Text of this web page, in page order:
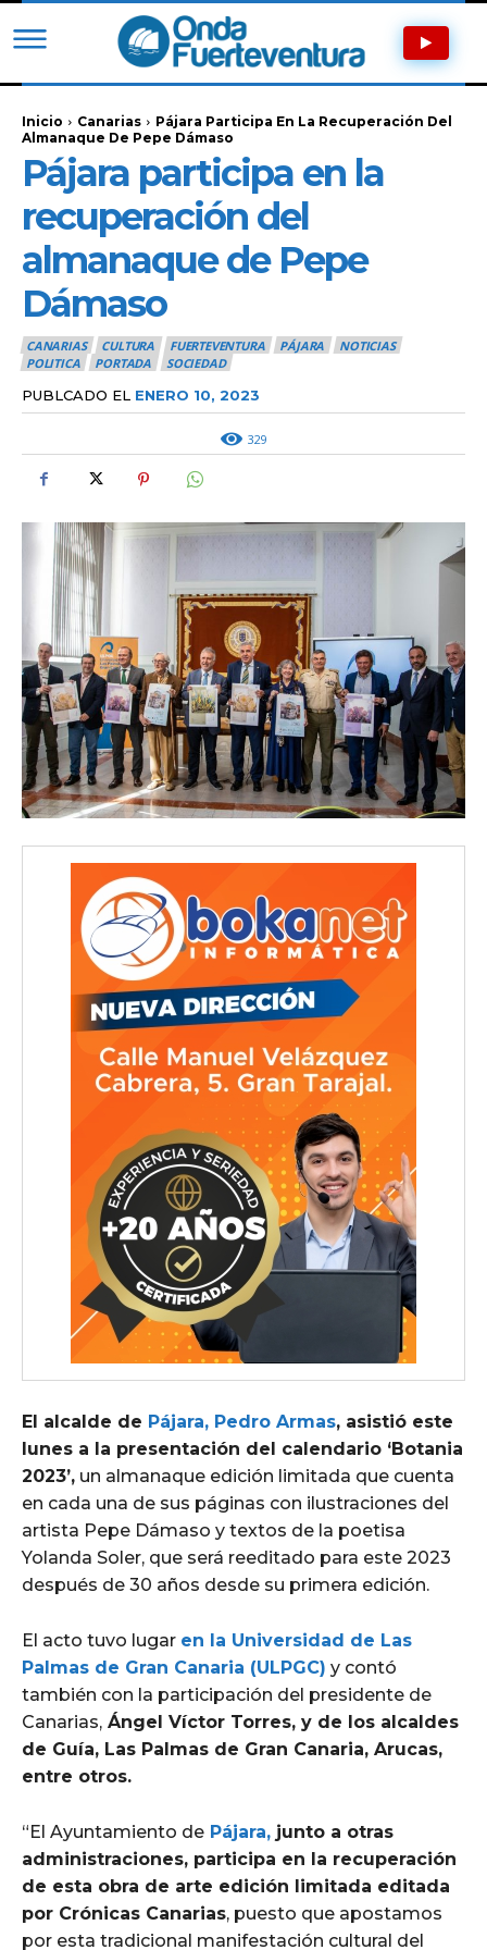
Inicio Canarias
Pájara Participa En La Recuperación Del
Almanaque De Pepe Dámaso
Pájara participa en la
recuperación del
almanaque de Pepe
Dámaso
CANARIAS CULTURA FUERTEVENTURA PÁJARA
NOTICIAS
POLITICA
PORTADA SOCIEDAD
PUBLCADO EL ENERO 10, 2023
329
El alcalde de Pájara, Pedro Armas, asistió este
lunes a la presentación del calendario ‘Botania
2023’, un almanaque edición limitada que cuenta
en cada una de sus páginas con ilustraciones del
artista Pepe Dámaso y textos de la poetisa
Yolanda Soler, que será reeditado para este 2023
después de 30 años desde su primera edición.
El acto tuvo lugar en la Universidad de Las
Palmas de Gran Canaria (ULPGC) y contó
también con la participación del presidente de
Canarias, Ángel Víctor Torres, y de los alcaldes
de Guía, Las Palmas de Gran Canaria, Arucas,
entre otros.
“El Ayuntamiento de Pájara, junto a otras
administraciones, participa en la recuperación
de esta obra de arte edición limitada editada
por Crónicas Canarias, puesto que apostamos
por esta tradicional manifestación cultural del